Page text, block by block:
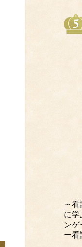
～看
に学
ン
ー看